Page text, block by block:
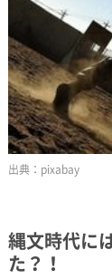
pixabay
縄文時代に
た？！